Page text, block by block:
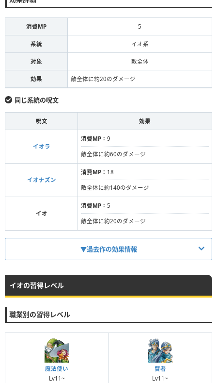
消費MP 5
系統 イオ系
対象 敵全体
効果 敵全体に約20のダメージ
同じ系統の呪文
呪文 効果
イオラ
消費MP： 9
敵全体に約60のダメージ
イオナズン
消費MP： 18
敵全体に約140のダメージ
イオ
消費MP： 5
敵全体に約20のダメージ
▼過去作の効果情報
系統 イオ系
イオの習得レベル
職業別の習得レベル
魔法使い
Lv11~
賢者
Lv11~